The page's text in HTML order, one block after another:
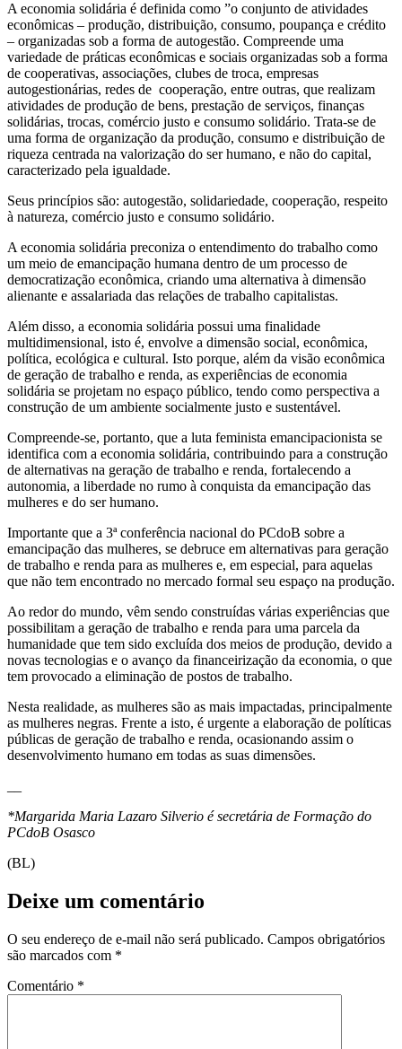
A economia solidária é definida como ”o conjunto de atividades
econômicas – produção, distribuição, consumo, poupança e crédito
– organizadas sob a forma de autogestão. Compreende uma
variedade de práticas econômicas e sociais organizadas sob a forma
de cooperativas, associações, clubes de troca, empresas
autogestionárias, redes de cooperação, entre outras, que realizam
atividades de produção de bens, prestação de serviços, finanças
solidárias, trocas, comércio justo e consumo solidário. Trata-se de
uma forma de organização da produção, consumo e distribuição de
riqueza centrada na valorização do ser humano, e não do capital,
caracterizado pela igualdade.
Seus princípios são: autogestão, solidariedade, cooperação, respeito
à natureza, comércio justo e consumo solidário.
A economia solidária preconiza o entendimento do trabalho como
um meio de emancipação humana dentro de um processo de
democratização econômica, criando uma alternativa à dimensão
alienante e assalariada das relações de trabalho capitalistas.
Além disso, a economia solidária possui uma finalidade
multidimensional, isto é, envolve a dimensão social, econômica,
política, ecológica e cultural. Isto porque, além da visão econômica
de geração de trabalho e renda, as experiências de economia
solidária se projetam no espaço público, tendo como perspectiva a
construção de um ambiente socialmente justo e sustentável.
Compreende-se, portanto, que a luta feminista emancipacionista se
identifica com a economia solidária, contribuindo para a construção
de alternativas na geração de trabalho e renda, fortalecendo a
autonomia, a liberdade no rumo à conquista da emancipação das
mulheres e do ser humano.
Importante que a 3ª conferência nacional do PCdoB sobre a
emancipação das mulheres, se debruce em alternativas para geração
de trabalho e renda para as mulheres e, em especial, para aquelas
que não tem encontrado no mercado formal seu espaço na produção.
Ao redor do mundo, vêm sendo construídas várias experiências que
possibilitam a geração de trabalho e renda para uma parcela da
humanidade que tem sido excluída dos meios de produção, devido a
novas tecnologias e o avanço da financeirização da economia, o que
tem provocado a eliminação de postos de trabalho.
Nesta realidade, as mulheres são as mais impactadas, principalmente
as mulheres negras. Frente a isto, é urgente a elaboração de políticas
públicas de geração de trabalho e renda, ocasionando assim o
desenvolvimento humano em todas as suas dimensões.
*Margarida Maria Lazaro Silverio é secretária de Formação do
PCdoB Osasco
(BL)
Deixe um comentário
O seu endereço de e-mail não será publicado. Campos obrigatórios
são marcados com *
Comentário *